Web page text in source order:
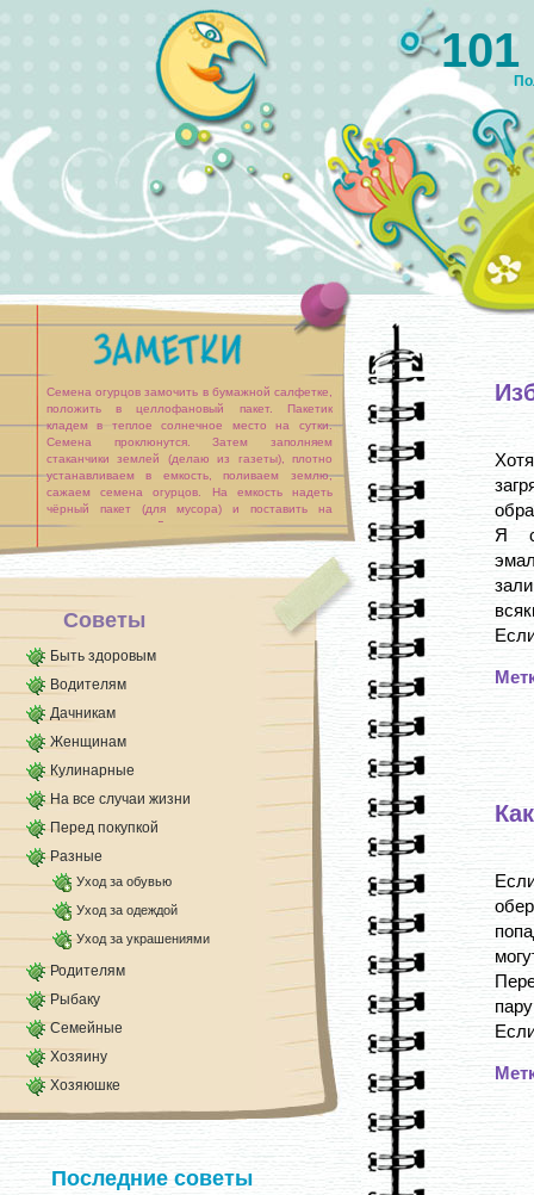
Семена огурцов замочить в бумажной салфетке,
положить в целлофановый пакет. Пакетик
кладем в теплое солнечное место на сутки.
Семена проклюнутся. Затем заполняем
стаканчики землей (делаю из газеты), плотно
устанавливаем в емкость, поливаем землю,
сажаем семена огурцов. На емкость надеть
чёрный пакет (для мусора) и поставить на
солнечное место. Листочки рассады появляются
на 2-3 день. Семена [...]
Советы
Быть здоровым
Водителям
Дачникам
Женщинам
Кулинарные
На все случаи жизни
Перед покупкой
Разные
Уход за обувью
Уход за одеждой
Уход за украшениями
Родителям
Рыбаку
Семейные
Хозяину
Хозяюшке
Последние советы
Я